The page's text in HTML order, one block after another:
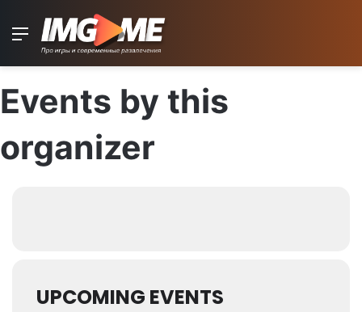
Menu
Events by this
organizer
UPCOMING EVENTS